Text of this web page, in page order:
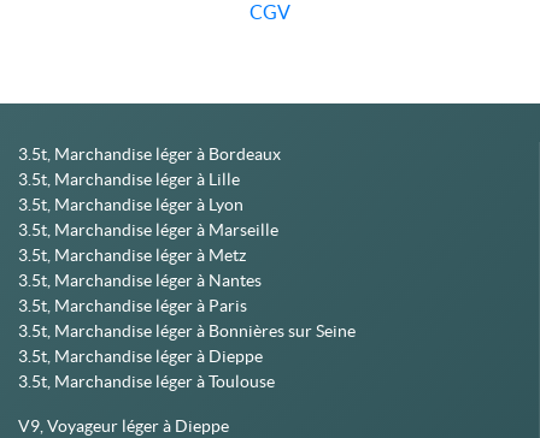
CGV
3.5t, Marchandise léger à Bordeaux
3.5t, Marchandise léger à Lille
3.5t, Marchandise léger à Lyon
3.5t, Marchandise léger à Marseille
3.5t, Marchandise léger à Metz
3.5t, Marchandise léger à Nantes
3.5t, Marchandise léger à Paris
3.5t, Marchandise léger à Bonnières sur Seine
3.5t, Marchandise léger à Dieppe
3.5t, Marchandise léger à Toulouse
V9, Voyageur léger à Dieppe